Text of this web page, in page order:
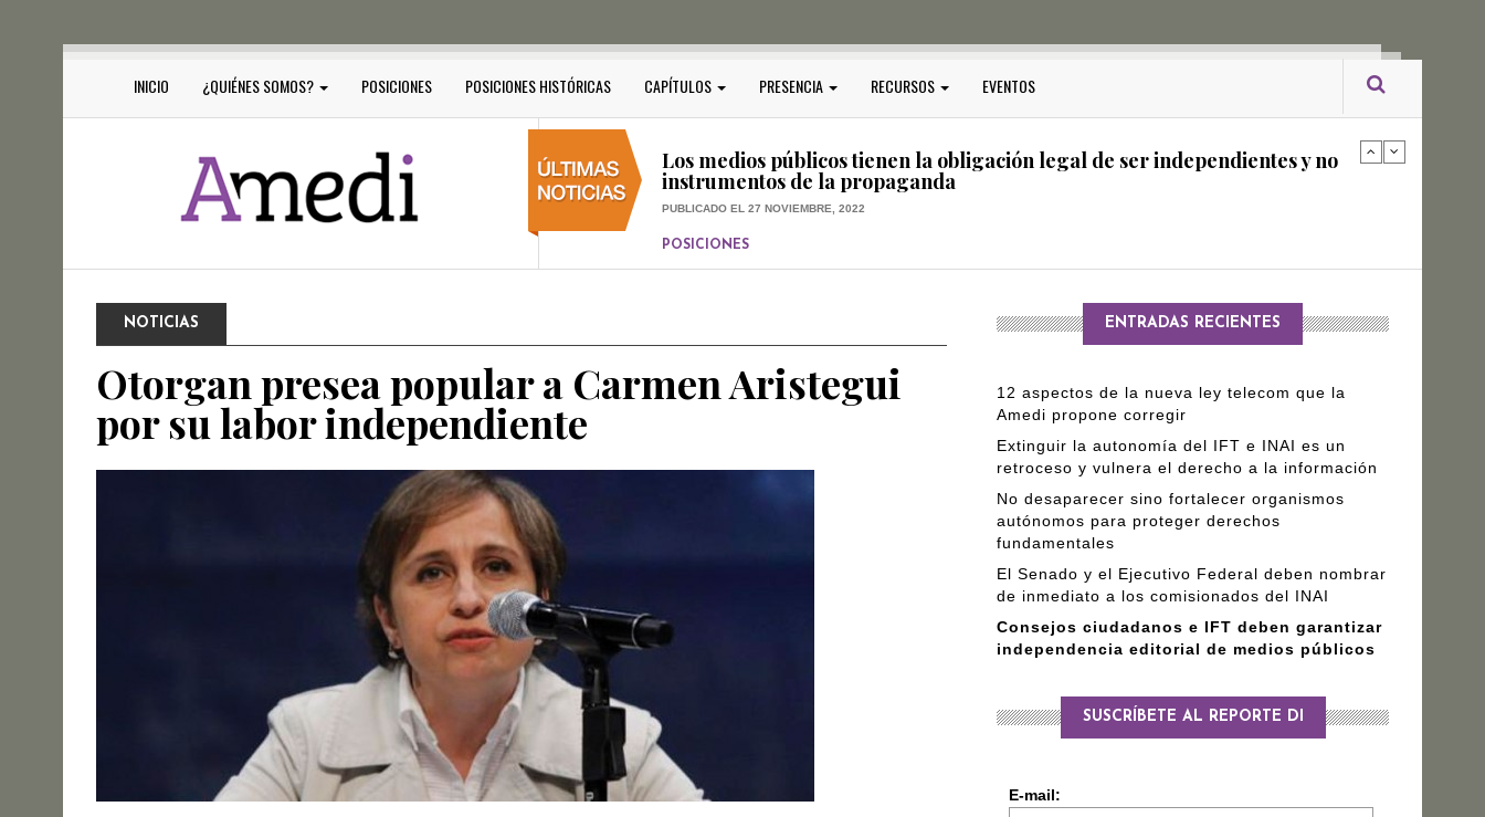
INICIO ¿QUIÉNES SOMOS? POSICIONES POSICIONES HISTÓRICAS CAPÍTULOS PRESENCIA RECURSOS EVENTOS
PUBLICADO EL 17 DICIEMBRE, 2022
Los medios públicos tienen la obligación legal de ser independientes y no
instrumentos de la propaganda
PUBLICADO EL 27 NOVIEMBRE, 2022
POSICIONES
Consejos ciudadanos e IFT deben garantizar independencia editorial de
NOTICIAS
Otorgan presea popular a Carmen Aristegui
por su labor independiente
ENTRADAS RECIENTES
12 aspectos de la nueva ley telecom que la
Amedi propone corregir
Extinguir la autonomía del IFT e INAI es un
retroceso y vulnera el derecho a la información
No desaparecer sino fortalecer organismos
autónomos para proteger derechos
fundamentales
El Senado y el Ejecutivo Federal deben nombrar
de inmediato a los comisionados del INAI
Consejos ciudadanos e IFT deben garantizar
independencia editorial de medios públicos
SUSCRÍBETE AL REPORTE DI
E-mail: